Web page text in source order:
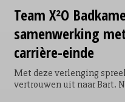
Team X²O
samenwerking
carrière-einde
Met deze verlenging
vertrouwen uit naar Bart. Niet alleen op basis van de